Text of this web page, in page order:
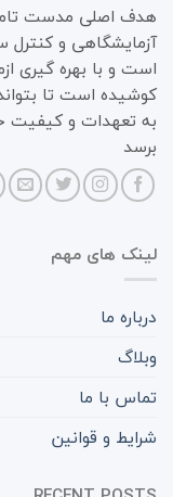
هدف اصلی مدست
آزمایشگاهی و کنترل
است و با بهره گیری
کوشیده است تا
به تعهدات و کیفیت
برسد
لینک های مهم
درباره ما
وبلاگ
تماس با ما
شرایط و قوانین